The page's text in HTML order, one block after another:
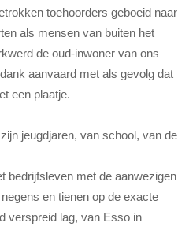
toehoorders geboeid naar
als mensen van buiten het
de oud-inwoner van ons
aanvaard met als gevolg dat
een plaatje.
jeugdjaren, van school, van de
bedrijfsleven met de aanwezigen
en tienen op de exacte
verspreid lag, van Esso in